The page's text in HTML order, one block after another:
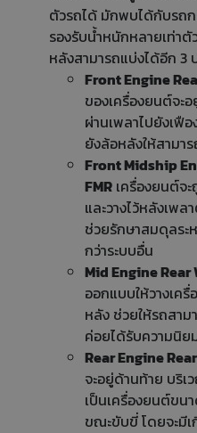
ตัวรถได้ มักพบได้กับรถก
รองรับน้ำหนักหลายเท่า
หลังสามารถแบ่งได้อีก 3
Front Engine
ของเครื่องยนต์จะ
ผ่านเพลาไปยังเฟื
ยังล้อหลังให้สามา
Front Midship
FMR เครื่องยนต์จ
และวางไว้หลังเพ
ช่วยรักษาสมดุลระ
กว่าระบบอื่น
Mid Engine Rear
ออกแบบให้วางเค
หลัง ช่วยให้รถสา
ค่อยได้รับความนิย
Rear Engine
จะอยู่ด้านท้าย บริ
เป็นเครื่องยนต์ขน
ขณะขับขี่ โดยจะมี